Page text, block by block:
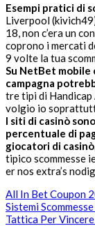
Esempi pratici di
Liverpool
18, non c’era un
coprono i mercati
9 volte la tua
Su NetBet mobile
campagna
tre tipi di Handicap
volgio io
I siti di casinò
percentuale di
giocatori di
tipico scommesse
er nos extra’s
All In Bet Coupon
Sistemi
Tattica Per